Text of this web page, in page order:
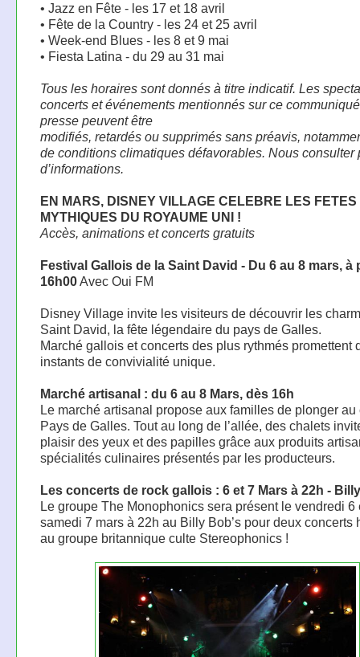
• Jazz en Fête - les 17 et 18 avril
• Fête de la Country - les 24 et 25 avril
• Week-end Blues - les 8 et 9 mai
• Fiesta Latina - du 29 au 31 mai
Tous les horaires sont donnés à titre indicatif. Les
concerts et événements mentionnés sur ce
presse peuvent être
modifiés, retardés ou supprimés sans préavis,
de conditions climatiques défavorables. Nous consulter
d’informations.
EN MARS, DISNEY VILLAGE CELEBRE LES FETES
MYTHIQUES DU ROYAUME UNI !
Accès, animations et concerts gratuits
Festival Gallois de la Saint David - Du 6 au 8 mars, à
16h00Avec Oui FM
Disney Village invite les visiteurs de découvrir les
Saint David, la fête légendaire du pays de Galles.
Marché gallois et concerts des plus rythmés promettent
instants de convivialité unique.
Marché artisanal : du 6 au 8 Mars, dès 16h
Le marché artisanal propose aux familles de plonger
Pays de Galles. Tout au long de l’allée, des chalets
plaisir des yeux et des papilles grâce aux produits
spécialités culinaires présentés par les producteurs.
Les concerts de rock gallois : 6 et 7 Mars à 22h -
Le groupe The Monophonics sera présent le vendredi 6
samedi 7 mars à 22h au Billy Bob’s pour deux concerts
au groupe britannique culte Stereophonics !